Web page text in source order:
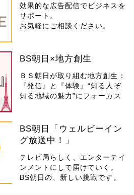
効果的な広告配信でビジネスを
サポート。
お気軽にご相談ください。
BS朝日×地方創生
ＢＳ朝日が取り組む地方創生：
『発信』と『体験』“知る人ぞ
知る地域の魅力”にフォーカス
BS朝日「ウェルビーイン
グ放送中！」
テレビ局らしく、エンターテイ
ンメントにして届けていく。
BS朝日の、新しい挑戦です。